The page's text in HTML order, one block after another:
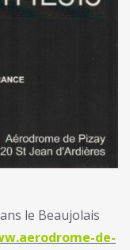
le Beaujolais
de-